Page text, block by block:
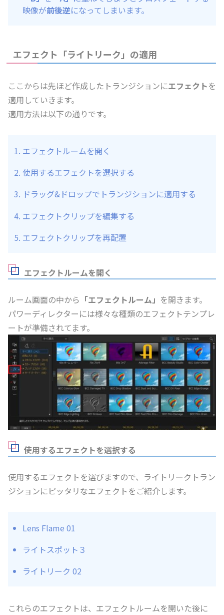
映像が前後逆になってしまいます。
エフェクト「ライトリーク」の適用
ここからは先ほど作成したトランジションにエフェクトを
適用していきます。
適用方法は以下の通りです。
エフェクトルームを開く
使用するエフェクトを選択する
ドラッグ&ドロップでトランジションに適用する
エフェクトクリップを編集する
エフェクトクリップを再配置
エフェクトルームを開く
ルーム画面の中から 「エフェクトルーム」 を開きます。
パワーディレクターには様々な種類のエフェクトテンプレ
ートが準備されてます。
使用するエフェクトを選択する
使用するエフェクトを選びますので、ライトリークトラン
ジションにピッタリなエフェクトをご紹介します。
Lens Flame 01
ライトスポット３
ライトリーク 02
これらのエフェクトは、エフェクトルームを開いた後に